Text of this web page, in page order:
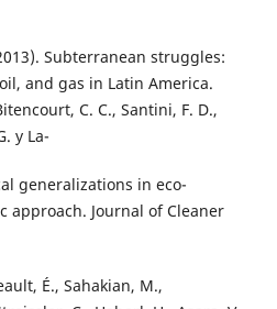
Subterranean struggles:
and gas in Latin America.
C. C., Santini, F. D.,
y La-
generalizations in eco-
approach. Journal of Cleaner
É., Sahakian, M.,